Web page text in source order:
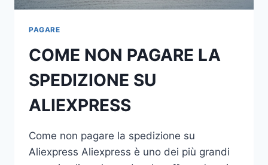
PAGARE
COME NON PAGARE LA
SPEDIZIONE SU
ALIEXPRESS
Come non pagare la spedizione su
Aliexpress Aliexpress è uno dei più grandi